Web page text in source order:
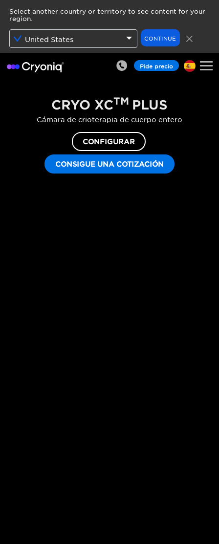
Select another country or territory to see content for your
region.
United States CONTINUE
Pide precio
CRYO XCTM PLUS
Cámara de crioterapia de cuerpo entero
CONFIGURAR
CONSIGUE UNA COTIZACIÓN